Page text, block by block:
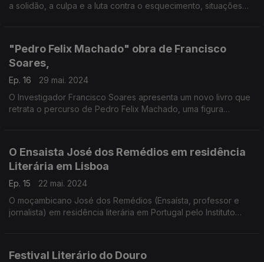
a solidão, a culpa e a luta contra o esquecimento, situações
"Pedro Felix Machado" obra de Francisco
Soares,
Ep. 16
29 mai. 2024
O Investigador Francisco Soares apresenta um novo livro que
retrata o percurso de Pedro Felix Machado, uma figura
O Ensaista José dos Remédios em residência
Literária em Lisboa
Ep. 15
22 mai. 2024
O moçambicano José dos Remédios (Ensaísta, professor e
jornalista) em residência literária em Portugal pelo Instituto
Festival Literário do Douro